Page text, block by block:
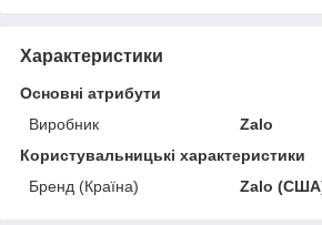
Характеристики
Основні атрибути
Виробник
Zalo
Користувальницькі характеристики
Бренд (Країна)
Zalo